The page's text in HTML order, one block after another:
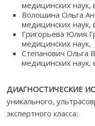
медицинских наук,
Волошина Ольга
медицинских наук,
Григорьева Юлия
медицинских наук,
Степанович Ольга
медицинских наук,
ДИАГНОСТИЧЕСКИЕ
уникального,
экспертного класса: